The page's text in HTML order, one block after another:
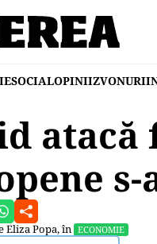
SOCIALOPINIIZVONURI
atacă
Eliza Popa, în ECONOMIE